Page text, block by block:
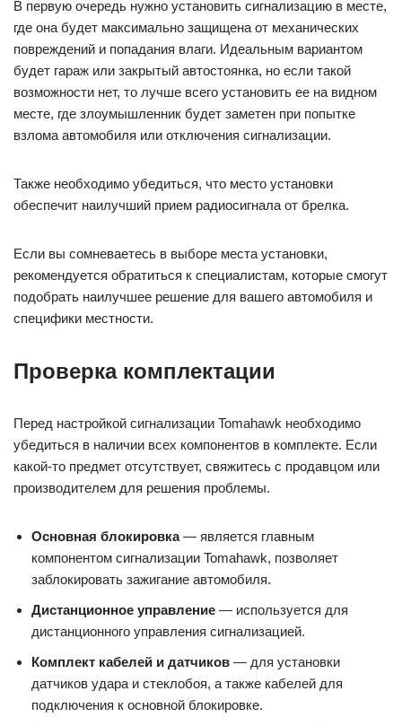
В первую очередь нужно установить сигнализацию в месте,
где она будет максимально защищена от механических
повреждений и попадания влаги. Идеальным вариантом
будет гараж или закрытый автостоянка, но если такой
возможности нет, то лучше всего установить ее на видном
месте, где злоумышленник будет заметен при попытке
взлома автомобиля или отключения сигнализации.
Также необходимо убедиться, что место установки
обеспечит наилучший прием радиосигнала от брелка.
Если вы сомневаетесь в выборе места установки,
рекомендуется обратиться к специалистам, которые смогут
подобрать наилучшее решение для вашего автомобиля и
специфики местности.
Проверка комплектации
Перед настройкой сигнализации Tomahawk необходимо
убедиться в наличии всех компонентов в комплекте. Если
какой-то предмет отсутствует, свяжитесь с продавцом или
производителем для решения проблемы.
Основная блокировка— является главным
компонентом сигнализации Tomahawk, позволяет
заблокировать зажигание автомобиля.
Дистанционное управление — используется для
дистанционного управления сигнализацией.
Комплект кабелей и датчиков — для установки
датчиков удара и стеклобоя, а также кабелей для
подключения к основной блокировке.